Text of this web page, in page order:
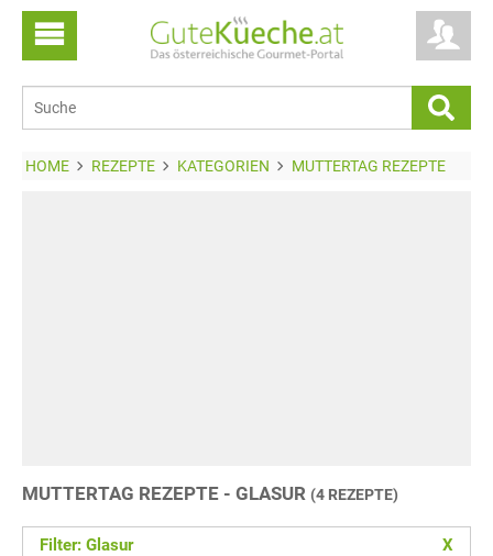
HOME REZEPTE KATEGORIEN MUTTERTAG REZEPTE
MUTTERTAG REZEPTE - GLASUR (4 REZEPTE)
Filter: Glasur X